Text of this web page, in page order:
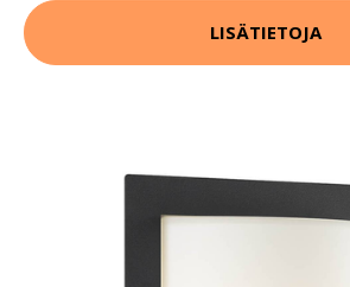
LISÄTIETOJA